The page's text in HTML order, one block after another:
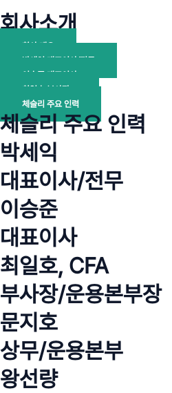
회사소개
회사 개요
박세익 대표이사/전무
이승준 대표이사
최일호 부사장
체슬리 주요 인력
체슬리 주요 인력
박세익
대표이사/전무
이승준
대표이사
최일호, CFA
부사장/운용본부장
문지호
상무/운용본부
왕선량